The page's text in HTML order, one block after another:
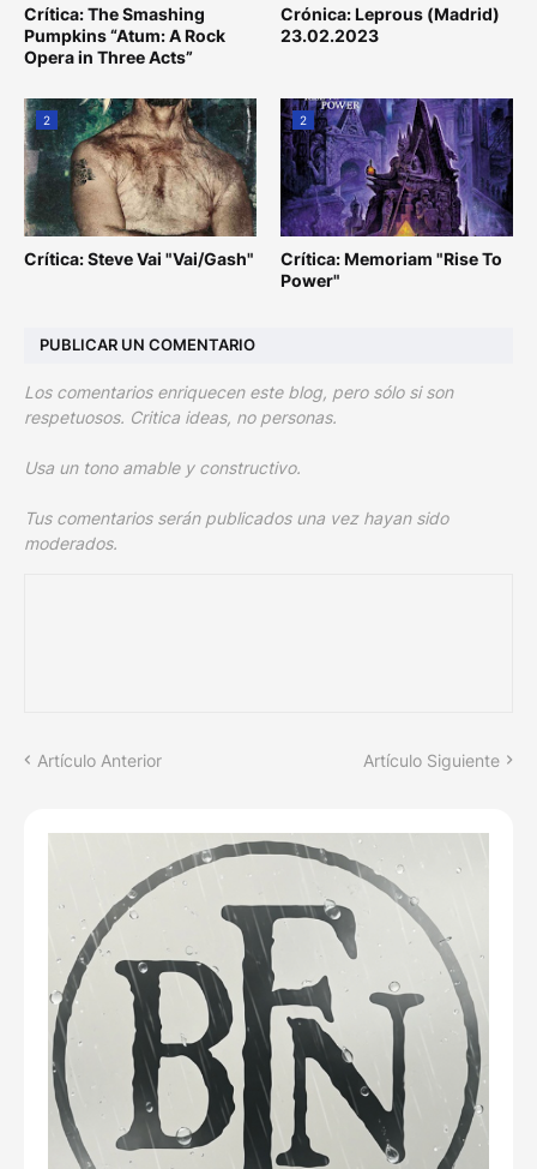
Crítica: The Smashing
Pumpkins “Atum: A Rock
Opera in Three Acts”
Crónica: Leprous (Madrid)
23.02.2023
2
Crítica: Steve Vai "Vai/Gash"
2
Crítica: Memoriam "Rise To
Power"
PUBLICAR UN COMENTARIO
Los comentarios enriquecen este blog, pero sólo si son
respetuosos. Critica ideas, no personas.
Usa un tono amable y constructivo.
Tus comentarios serán publicados una vez hayan sido
moderados.
Artículo Anterior Artículo Siguiente